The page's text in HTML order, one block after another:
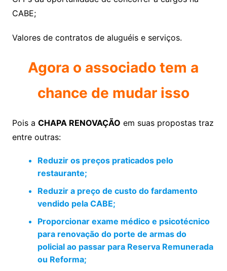
CABE;
Valores de contratos de aluguéis e serviços.
Agora o associado tem a
chance de mudar isso
Pois a CHAPA RENOVAÇÃO em suas propostas traz
entre outras:
Reduzir os preços praticados pelo
restaurante;
Reduzir a preço de custo do fardamento
vendido pela CABE;
Proporcionar exame médico e psicotécnico
para renovação do porte de armas do
policial ao passar para Reserva Remunerada
ou Reforma;